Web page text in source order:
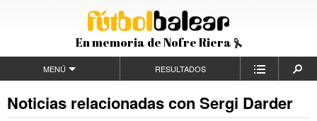
En memoria de Nofre Riera
MENÚ RESULTADOS
Noticias relacionadas con Sergi Darder